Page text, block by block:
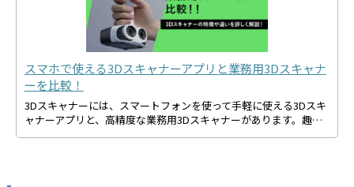
スマホで使える3Dスキャナーアプリと業務用3Dスキャナ
ーを比較！
3Dスキャナーには、スマートフォンを使って手軽に使える3Dスキ
ャナーアプリと、高精度な業務用3Dスキャナーがあります。趣…